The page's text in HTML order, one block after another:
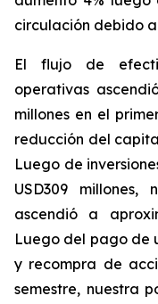
circulación debido
El flujo de
operativas
millones en el
reducción del
Luego de
USD309
ascendió a
Luego del pago de
y recompra de
semestre, nuestra